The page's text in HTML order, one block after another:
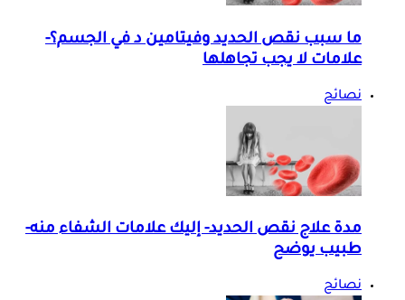
ما سبب نقص الحديد وفيتامين د في الجسم؟-
علامات لا يجب تجاهلها
نصائح
مدة علاج نقص الحديد- إليك علامات الشفاء منه-
طبيب يوضح
نصائح